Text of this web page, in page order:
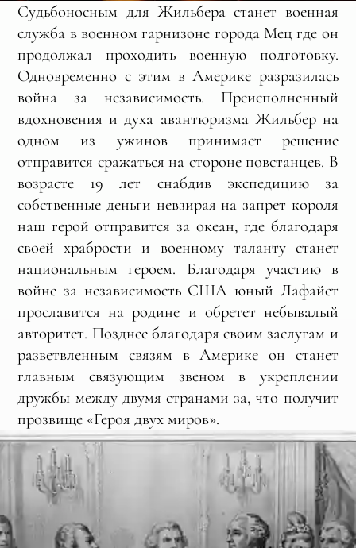
Судьбоносным для Жильбера станет военная
служба в военном гарнизоне города Мец где он
продолжал проходить военную подготовку.
Одновременно с этим в Америке разразилась
война за независимость. Преисполненный
вдохновения и духа авантюризма Жильбер на
одном из ужинов принимает решение
отправится сражаться на стороне повстанцев. В
возрасте 19 лет снабдив экспедицию за
собственные деньги невзирая на запрет короля
наш герой отправится за океан, где благодаря
своей храбрости и военному таланту станет
национальным героем. Благодаря участию в
войне за независимость США юный Лафайет
прославится на родине и обретет небывалый
авторитет. Позднее благодаря своим заслугам и
разветвленным связям в Америке он станет
главным связующим звеном в укреплении
дружбы между двумя странами за, что получит
прозвище «Героя двух миров».